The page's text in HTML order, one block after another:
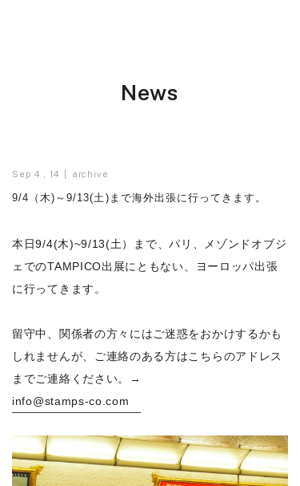
News
Sep 4 , 14 archive
9/4（木)～9/13(土)まで海外出張に行ってきます。
本日9/4(木)~9/13(土）まで、パリ、メゾンドオブジ
ェでのTAMPICO出展にともない、ヨーロッパ出張
に行ってきます。
留守中、関係者の方々にはご迷惑をおかけするかも
しれませんが、ご連絡のある方はこちらのアドレス
までご連絡ください。→
info@stamps-co.com